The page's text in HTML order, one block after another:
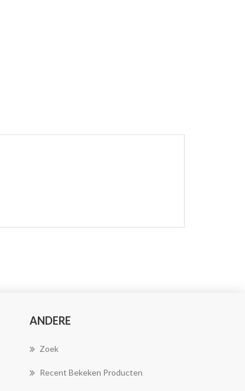
ANDERE
Zoek
Recent Bekeken Producten